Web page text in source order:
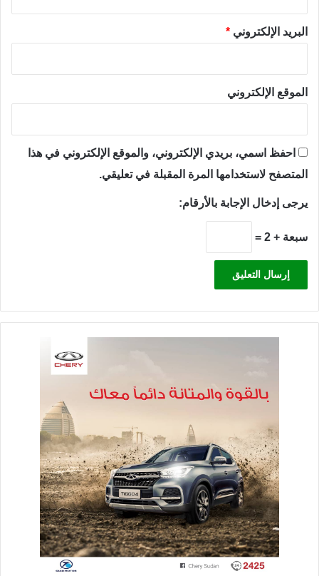
البريد الإلكتروني *
الموقع الإلكتروني
احفظ اسمي، بريدي الإلكتروني، والموقع الإلكتروني في هذا
المتصفح لاستخدامها المرة المقبلة في تعليقي.
يرجى إدخال الإجابة بالأرقام:
سبعة + 2 =